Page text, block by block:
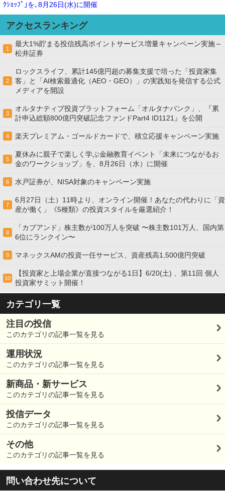
ｸｼｮｯﾌﾟ｣を､8月26日(水)に開催
アクセスランキング
1
最大1%貯まる投信残高ポイントサービス増量キャンペーン実施～
松井証券
2
ロックスライフ、累計145億円超の募集支援で培った「投資家集
客」と「AI検索最適化（AEO・GEO）」の実践知を発信する公式
メディアを開設
3
オルタナティブ投資プラットフォーム「オルタナバンク」、『累
計申込総額800億円突破記念ファンドPart4 ID1121』を公開
4 楽天プレミアム・ゴールドカードで、積立応援キャンペーン実施
5
夏休みに親子で楽しく学ぶ金融教育イベント「未来につながるお
金のワークショップ」を、8月26日（水）に開催
6 水戸証券が、NISA対象のキャンペーン実施
7
6月27日（土）11時より、オンライン開催！あなたの代わりに「資
産が働く」《5種類》の投資スタイルを厳選紹介！
8
「カブアンド」株主数が100万人を突破 〜株主数101万人、国内第
6位にランクイン〜
9 マネックスAMの投資一任サービス、資産残高1,500億円突破
10
【投資家と上場企業が直接つながる1日】6/20(土) 、第11回 個人
投資家サミット開催！
カテゴリ一覧
注目の投信
このカテゴリの記事一覧を見る
運用状況
このカテゴリの記事一覧を見る
新商品・新サービス
このカテゴリの記事一覧を見る
投信データ
このカテゴリの記事一覧を見る
その他
このカテゴリの記事一覧を見る
問い合わせ先について